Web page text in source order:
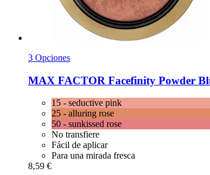
3 Opciones
MAX FACTOR Facefinity Powder
15 - seductive pink
25 - alluring rose
50 - sunkissed rose
No transfiere
Fácil de aplicar
Para una mirada fresca
8,59 €